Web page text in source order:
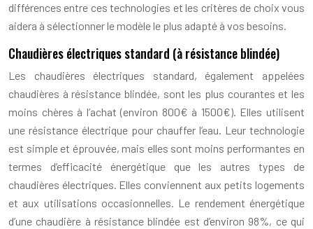
différences entre ces technologies et les critères de choix vous
aidera à sélectionner le modèle le plus adapté à vos besoins.
Chaudières électriques standard (à résistance blindée)
Les chaudières électriques standard, également appelées
chaudières à résistance blindée, sont les plus courantes et les
moins chères à l’achat (environ 800€ à 1500€). Elles utilisent
une résistance électrique pour chauffer l’eau. Leur technologie
est simple et éprouvée, mais elles sont moins performantes en
termes d’efficacité énergétique que les autres types de
chaudières électriques. Elles conviennent aux petits logements
et aux utilisations occasionnelles. Le rendement énergétique
d’une chaudière à résistance blindée est d’environ 98%, ce qui